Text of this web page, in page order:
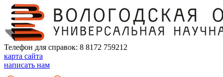
Телефон для справок: 8 8172 759212
карта сайта
написать нам